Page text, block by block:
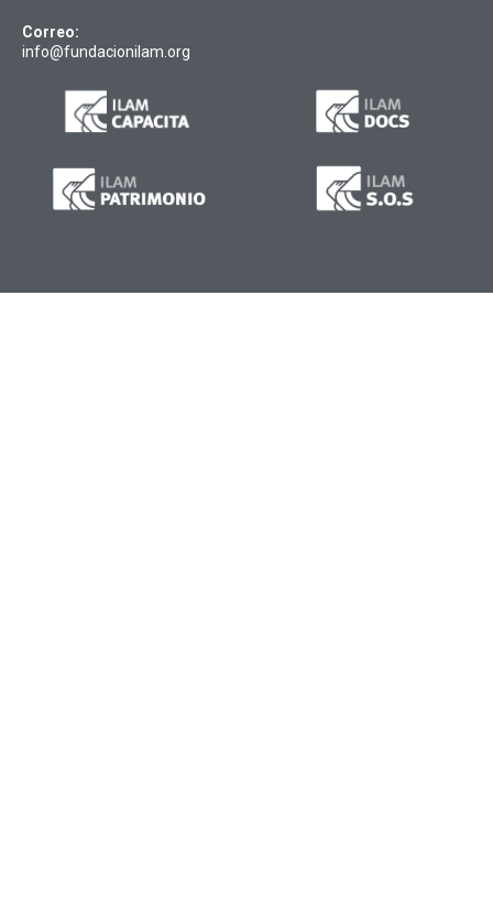
Correo:
info@fundacionilam.org